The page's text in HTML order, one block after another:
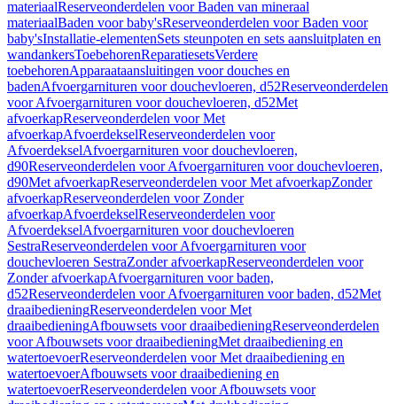
materiaalReserveonderdelen voor Baden van mineraal
materiaalBaden voor baby'sReserveonderdelen voor Baden voor
baby'sInstallatie-elementenSets steunpoten en sets aansluitplaten en
wandankersToebehorenReparatiesetsVerdere
toebehorenApparaataansluitingen voor douches en
badenAfvoergarnituren voor douchevloeren, d52Reserveonderdelen
voor Afvoergarnituren voor douchevloeren, d52Met
afvoerkapReserveonderdelen voor Met
afvoerkapAfvoerdekselReserveonderdelen voor
AfvoerdekselAfvoergarnituren voor douchevloeren,
d90Reserveonderdelen voor Afvoergarnituren voor douchevloeren,
d90Met afvoerkapReserveonderdelen voor Met afvoerkapZonder
afvoerkapReserveonderdelen voor Zonder
afvoerkapAfvoerdekselReserveonderdelen voor
AfvoerdekselAfvoergarnituren voor douchevloeren
SestraReserveonderdelen voor Afvoergarnituren voor
douchevloeren SestraZonder afvoerkapReserveonderdelen voor
Zonder afvoerkapAfvoergarnituren voor baden,
d52Reserveonderdelen voor Afvoergarnituren voor baden, d52Met
draaibedieningReserveonderdelen voor Met
draaibedieningAfbouwsets voor draaibedieningReserveonderdelen
voor Afbouwsets voor draaibedieningMet draaibediening en
watertoevoerReserveonderdelen voor Met draaibediening en
watertoevoerAfbouwsets voor draaibediening en
watertoevoerReserveonderdelen voor Afbouwsets voor